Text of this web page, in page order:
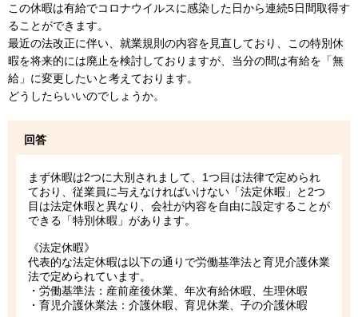
この休暇は有給でコロナウイルスに感染した日から連続5日間取得す
ることができます。
最近の法改正に伴い、就業規則の内容を見直しており、この特別休
暇を将来的には廃止を検討しておりますが、当分の間は有給を「無
給」に変更したいと考えております。
どうしたらいいのでしょうか。
回答
まず休暇は2つに大別されまして、1つ目は法律で定められ
ており、従業員に与えなければいけない「法定休暇」と2つ
目は法定休暇と異なり、会社が内容を自由に設定することが
できる「特別休暇」があります。
《法定休暇》
代表的な法定休暇は以下の通りで労働基準法と育児介護休業
法で定められています。
・労働基準法：産前産後休業、年次有給休暇、生理休暇
・育児介護休業法：介護休暇、育児休業、子の介護休暇